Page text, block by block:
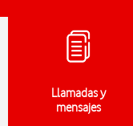
Llamadas y
mensajes